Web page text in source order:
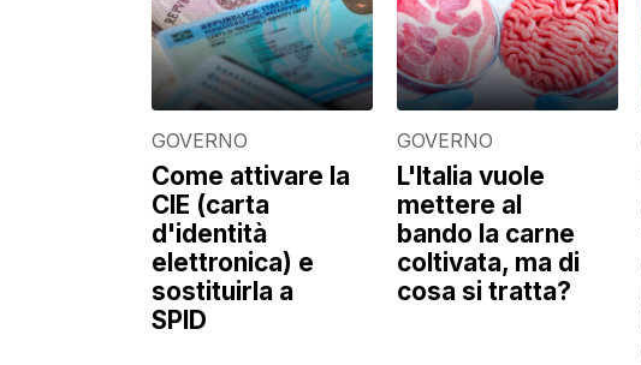
GOVERNO
Come attivare la
CIE (carta
d'identità
elettronica) e
sostituirla a
SPID
GOVERNO
L'Italia vuole
mettere al
bando la carne
coltivata, ma di
cosa si tratta?